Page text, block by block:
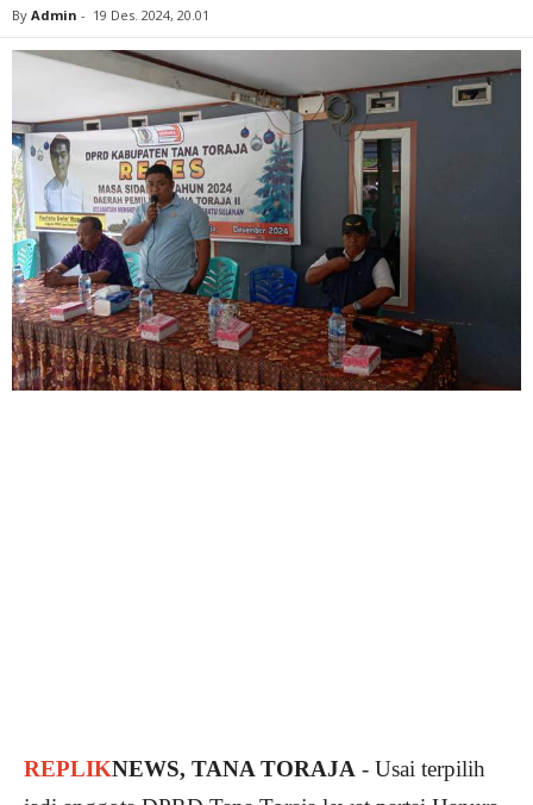
By Admin - 19 Des. 2024, 20.01
REPLIKNEWS, TANA TORAJA - Usai terpilih